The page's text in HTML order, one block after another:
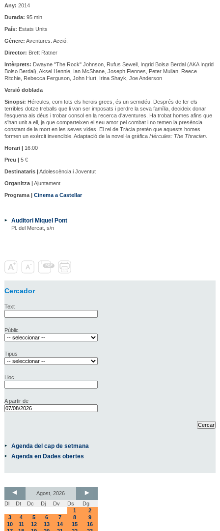
Any: 2014
Durada: 95 min
País: Estats Units
Gènere: Aventures. Acció.
Director: Brett Ratner
Intèrprets: Dwayne "The Rock" Johnson, Rufus Sewell, Ingrid Bolsø Berdal (AKA Ingrid
Bolso Berdal), Aksel Hennie, Ian McShane, Joseph Fiennes, Peter Mullan, Reece
Ritchie, Rebecca Ferguson, John Hurt, Irina Shayk, Joe Anderson
Versió doblada
Sinopsi: Hércules, com tots els herois grecs, és un semidéu. Després de fer els
terribles dotze treballs que li van ser imposats i perdre la seva família, decideix donar
l'esquena als déus i trobar consol en la recerca d'aventures. Ha trobat homes afins que
s'han unit a ell, ja que comparteixen el seu amor pel combat i no temen la presència
constant de la mort en les seves vides. El rei de Tràcia pretén que aquests homes
formen un exèrcit invencible. Adaptació de la novel·la gràfica Hércules: The Thracian.
Horari |16:00
Preu |5 €
Destinataris |Adolescència i Joventut
Organitza |Ajuntament
Programa | Cinema a Castellar
Auditori Miquel Pont
Pl. del Mercat, s/n
Cercador
Text
Públic
Tipus
Lloc
A partir de
Agenda del cap de setmana
Agenda en Dades obertes
Agost, 2026
Dl
Dt Dc Dj Dv Ds
Dg
1
2
3
4 5 6 7 8
9
10
11 12 13 14 15
16